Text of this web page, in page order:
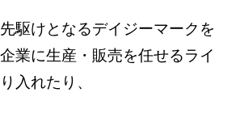
駆けとなるデイジーマークを
業に生産・販売を任せるライ
入れたり、